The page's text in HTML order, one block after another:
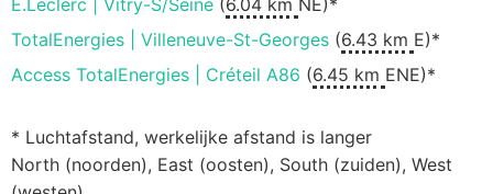
E.Leclerc | Vitry-S/Seine (6.04 km NE)*
TotalEnergies | Villeneuve-St-Georges (6.43 km E)*
Access TotalEnergies | Créteil A86 (6.45 km ENE)*
* Luchtafstand, werkelijke afstand is langer
North (noorden), East (oosten), South (zuiden), West